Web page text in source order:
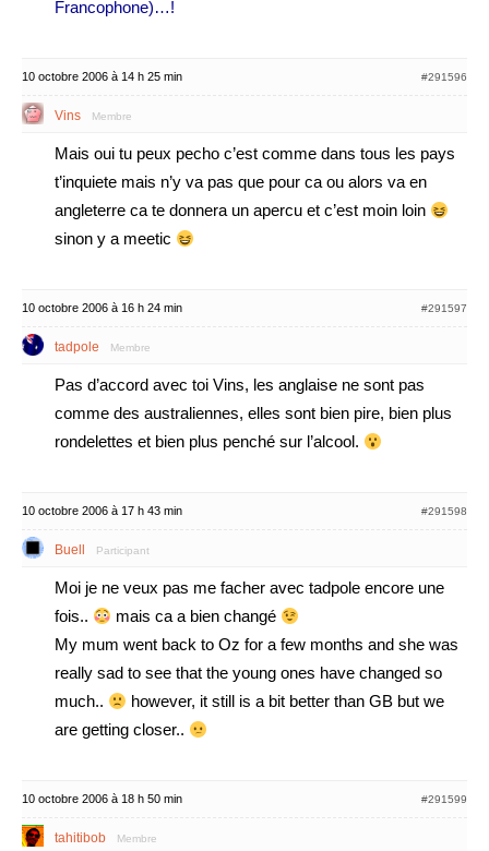
Francophone)…!
10 octobre 2006 à 14 h 25 min #291596
Vins Membre
Mais oui tu peux pecho c’est comme dans tous les pays
t’inquiete mais n’y va pas que pour ca ou alors va en
angleterre ca te donnera un apercu et c’est moin loin
sinon y a meetic
10 octobre 2006 à 16 h 24 min #291597
tadpole Membre
Pas d’accord avec toi Vins, les anglaise ne sont pas
comme des australiennes, elles sont bien pire, bien plus
rondelettes et bien plus penché sur l’alcool.
10 octobre 2006 à 17 h 43 min #291598
Buell Participant
Moi je ne veux pas me facher avec tadpole encore une
fois..
mais ca a bien changé
My mum went back to Oz for a few months and she was
really sad to see that the young ones have changed so
much..
however, it still is a bit better than GB but we
are getting closer..
10 octobre 2006 à 18 h 50 min #291599
tahitibob Membre